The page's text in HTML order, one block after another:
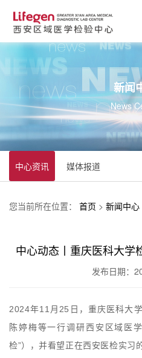
新闻
News
中心资讯 媒体报道
您当前所在位置： 首页 > 新闻中心
中心动态丨重庆医科大学
发布日期：
2024年11月25日，重庆医科大
陈婷梅等一行调研西安区域医
检”），并看望正在西安医检实习